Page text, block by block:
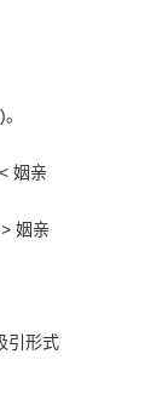
姻亲
姻亲
引形式